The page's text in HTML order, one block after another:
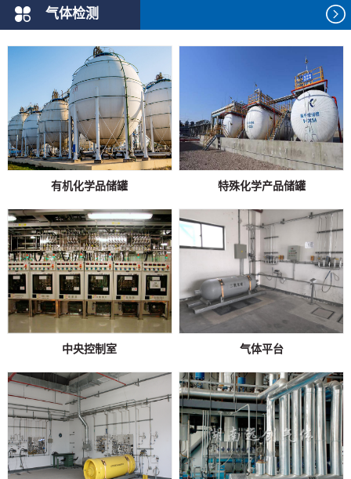
气体检测
有机化学品储罐 特殊化学产品储罐
中央控制室 气体平台